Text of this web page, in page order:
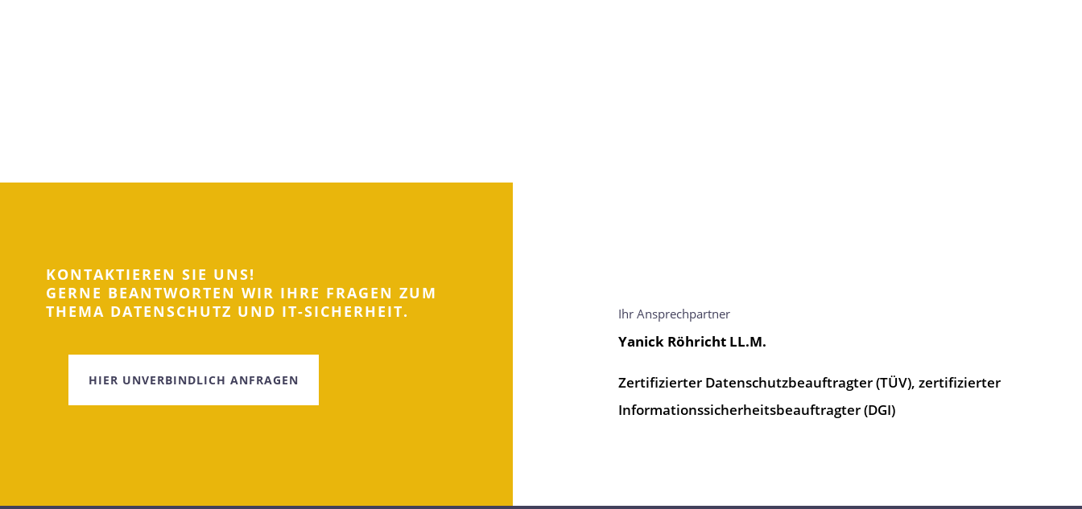
KONTAKTIEREN SIE UNS!
GERNE BEANTWORTEN WIR IHRE FRAGEN ZUM
THEMA DATENSCHUTZ UND IT-SICHERHEIT.
HIER UNVERBINDLICH ANFRAGEN
Ihr Ansprechpartner
Yanick Röhricht LL.M.
Zertifizierter Datenschutzbeauftragter (TÜV), zertifizierter
Informationssicherheitsbeauftragter (DGI)